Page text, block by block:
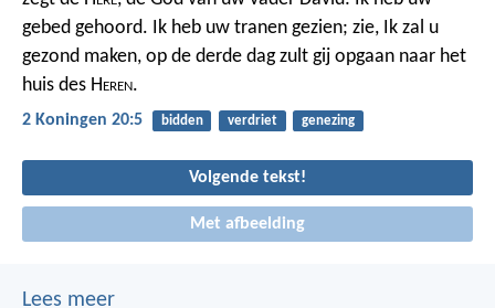
gebed gehoord. Ik heb uw tranen gezien; zie, Ik zal u
gezond maken, op de derde dag zult gij opgaan naar het
huis des Heren.
2 Koningen 20:5 bidden verdriet genezing
Volgende tekst!
Met afbeelding
Lees meer